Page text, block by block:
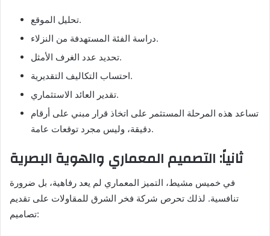
تحليل الموقع.
دراسة الفئة المستهدفة من النزلاء.
تحديد عدد الغرف الأمثل.
احتساب التكاليف التقديرية.
تقدير العائد الاستثماري.
تساعد هذه المرحلة المستثمر على اتخاذ قرار مبني على أرقام
دقيقة، وليس مجرد توقعات عامة.
ثانياً: التصميم المعماري والهوية البصرية
في خميس مشيط، التميز المعماري لم يعد رفاهية، بل ضرورة
تنافسية. لذلك تحرص شركة فخر الشرق للمقاولات على تقديم
تصاميم: